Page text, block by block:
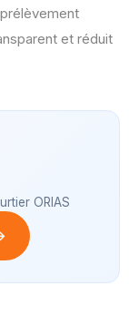
et réduit
ORIAS